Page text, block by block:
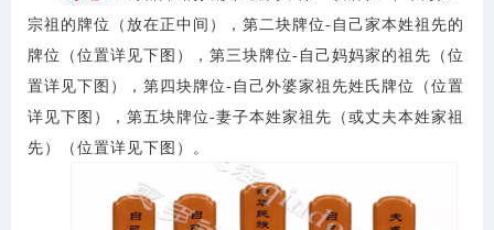
宗祖的牌位（放在正中间），第二块牌位-自己家本姓祖先的
牌位（位置详见下图），第三块牌位-自己妈妈家的祖先（位
置详见下图），第四块牌位-自己外婆家祖先姓氏牌位（位置
详见下图），第五块牌位-妻子本姓家祖先（或丈夫本姓家祖
先）（位置详见下图）。